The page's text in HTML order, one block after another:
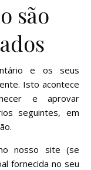
são
e os seus
Isto acontece
e aprovar
seguintes, em
nosso site (se
fornecida no seu